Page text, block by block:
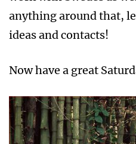
anything around that,
ideas and contacts!
Now have a great